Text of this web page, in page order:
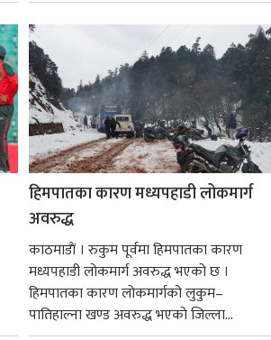
हिमपातका कारण मध्यपहाडी लोकमार्ग
अवरुद्ध
काठमाडाैं । रुकुम पूर्वमा हिमपातका कारण
मध्यपहाडी लोकमार्ग अवरुद्ध भएको छ ।
हिमपातका कारण लोकमार्गको लुकुम–
पातिहाल्ना खण्ड अवरुद्ध भएको जिल्ला...